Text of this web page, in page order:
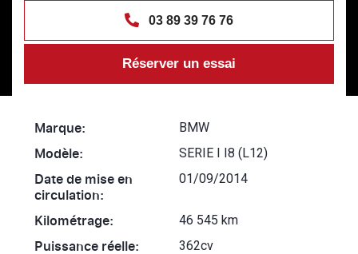
03 89 39 76 76
Réserver un essai
Marque: BMW
Modèle: SERIE I I8 (L12)
Date de mise en
circulation:
01/09/2014
Kilométrage: 46 545 km
Puissance réelle: 362cv